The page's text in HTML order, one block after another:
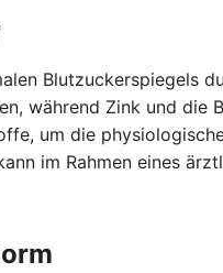
Blutzuckerspiegels
während Zink und die
um die
im Rahmen eines